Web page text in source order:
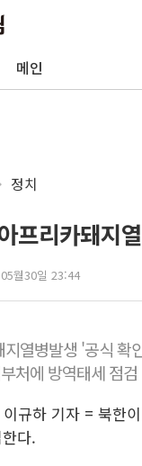
메인
정치
프리카돼지
월30일 23:44
열병발생 '공식 확
처에 방역태세 점검
규하 기자 = 북한
다.